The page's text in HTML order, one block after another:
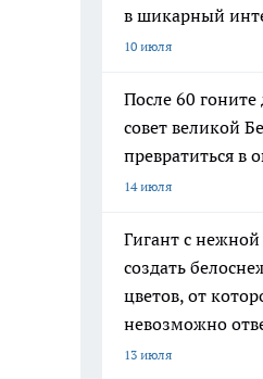
в шикарный
10 июля
После 60
совет великой
превратиться в
14 июля
Гигант с
создать
цветов, от
невозможно
13 июля